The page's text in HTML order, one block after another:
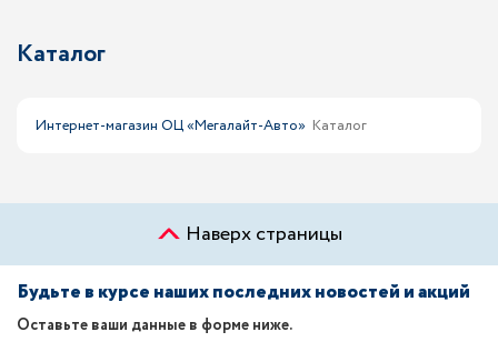
Каталог
Интернет-магазин ОЦ «Мегалайт-Авто» Каталог
Наверх страницы
Будьте в курсе наших последних новостей и акций
Оставьте ваши данные в форме ниже.